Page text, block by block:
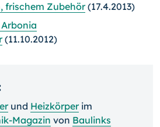
frischem Zubehör(17.4.2013)
(11.10.2012)
und Heizkörperim
Magazin von Baulinks